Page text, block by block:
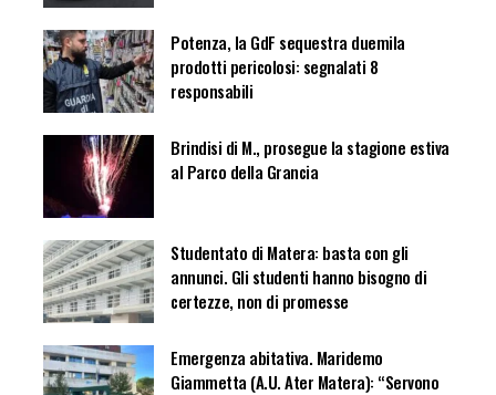
Potenza, la GdF sequestra duemila
prodotti pericolosi: segnalati 8
responsabili
Brindisi di M., prosegue la stagione estiva
al Parco della Grancia
Studentato di Matera: basta con gli
annunci. Gli studenti hanno bisogno di
certezze, non di promesse
Emergenza abitativa. Maridemo
Giammetta (A.U. Ater Matera): “Servono